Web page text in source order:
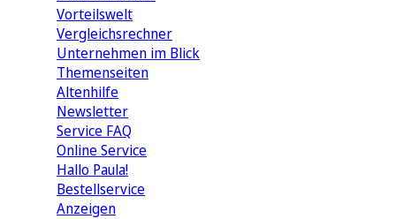
Vorteilswelt
Vergleichsrechner
Unternehmen im Blick
Themenseiten
Altenhilfe
Newsletter
Service FAQ
Online Service
Hallo Paula!
Bestellservice
Anzeigen